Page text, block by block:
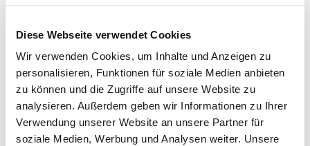
Diese Webseite verwendet Cookies
Wir verwenden Cookies, um Inhalte und Anzeigen zu
personalisieren, Funktionen für soziale Medien anbieten
zu können und die Zugriffe auf unsere Website zu
analysieren. Außerdem geben wir Informationen zu Ihrer
Verwendung unserer Website an unsere Partner für
soziale Medien, Werbung und Analysen weiter. Unsere
Offene Seminare
Tagen im Palais
Wirte-und Unternehmerbrief
Lernplattform BOUNTI
Partner
Branchennahe Organisationen